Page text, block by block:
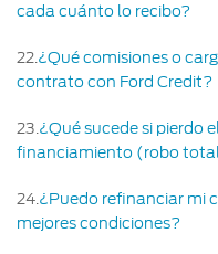
cada cuánto lo recibo?
22 ¿Qué comisiones o
contrato con Ford Credit?
23 ¿Qué sucede si pierdo
financiamiento (robo
24 ¿Puedo refinanciar mi
mejores condiciones?